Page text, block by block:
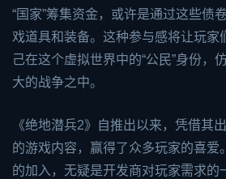
“国家”筹集资金，或许是通过这些债
戏道具和装备。这种参与感将让玩家
己在这个虚拟世界中的“公民”身份，
大的战争之中。
《绝地潜兵2》自推出以来，凭借其
的游戏内容，赢得了众多玩家的喜爱
的加入，无疑是开发商对玩家需求的